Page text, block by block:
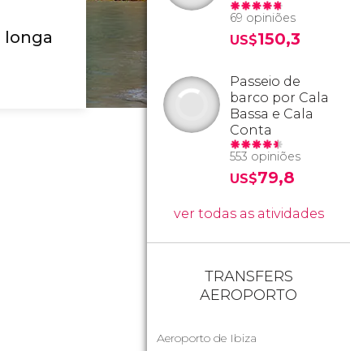
longa
69 opiniões
US$150,3
Passeio de
barco por Cala
Bassa e Cala
Conta
553 opiniões
US$79,8
ver todas as atividades
TRANSFERS
AEROPORTO
Aeroporto de Ibiza